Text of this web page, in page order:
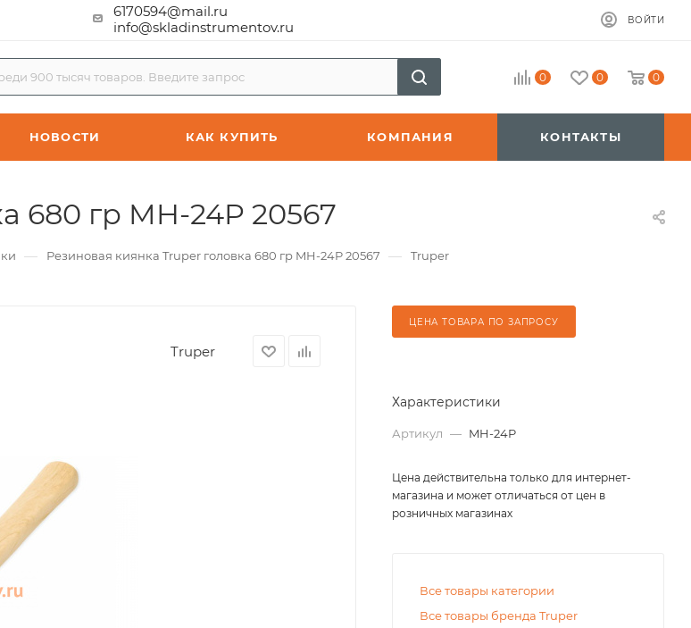
6170594@mail.ru
info@skladinstrumentov.ru
ВОЙТИ
0 0 0
НОВОСТИ КАК КУПИТЬ КОМПАНИЯ КОНТАКТЫ
680 гр MH-24P 20567
— Резиновая киянка Truper головка 680 гр MH-24P 20567 — Truper
Truper
ЦЕНА ТОВАРА ПО ЗАПРОСУ
Характеристики
Артикул — MH-24P
Цена действительна только для интернет-
магазина и может отличаться от цен в
розничных магазинах
Все товары категории
Все товары бренда Truper